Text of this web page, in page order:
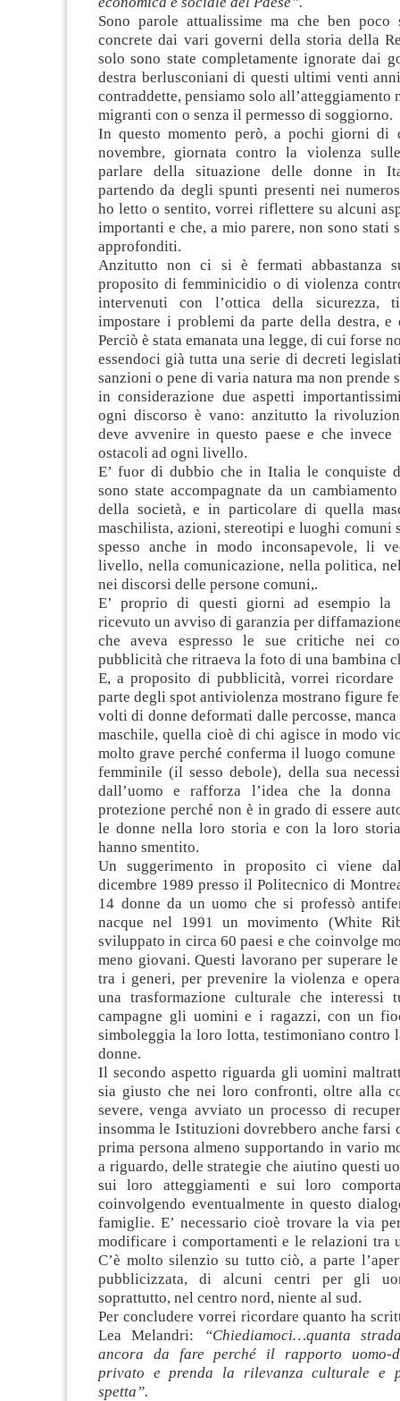
Sono parole attualissime ma che ben poco
concrete dai vari governi della storia della
solo sono state completamente ignorate dai
destra berlusconiani di questi ultimi venti
contraddette, pensiamo solo
migranti con o senza il permesso di soggiorno.
In questo momento però, a pochi giorni di
novembre, giornata contro la violenza
parlare della situazione delle donne in
partendo da degli spunti presenti nei
ho letto o sentito, vorrei riflettere su alcuni
importanti e che, a mio parere, non sono stati
approfonditi.
Anzitutto non ci si è fermati abbastanza
proposito di femminicidio o di violenza
intervenuti con l’ottica della sicurezza,
impostare i problemi da parte della destra, e
Perciò è stata emanata una legge, di cui forse
essendoci già tutta una serie di decreti
sanzioni o pene di varia natura ma non prende
in considerazione due aspetti
ogni discorso è vano: anzitutto la
deve avvenire in questo paese e che invece
ostacoli ad ogni livello.
E’ fuor di dubbio che in Italia le conquiste
sono state accompagnate da un
della società, e in particolare di quella
maschilista, azioni, stereotipi e luoghi comuni
spesso anche in modo inconsapevole, li
livello, nella comunicazione, nella politica,
nei discorsi delle persone comuni,.
E’ proprio di questi giorni ad esempio la
ricevuto un avviso di garanzia per
che aveva espresso le sue critiche nei
pubblicità che ritraeva la foto di una bambina
E, a proposito di pubblicità, vorrei ricordare
parte degli spot antiviolenza mostrano figure
volti di donne deformati dalle percosse,
maschile, quella cioè di chi agisce in modo
molto grave perché conferma il luogo comune
femminile (il sesso debole), della sua
dall’uomo e rafforza l’idea che la
protezione perché non è in grado di essere
le donne nella loro storia e con la loro
hanno smentito.
Un suggerimento in proposito ci viene
dicembre 1989 presso il Politecnico di
14 donne da un uomo che si professò
nacque nel 1991 un movimento (White
sviluppato in circa 60 paesi e che coinvolge
meno giovani. Questi lavorano per superare
tra i generi, per prevenire la violenza e
una trasformazione culturale che interessi
campagne gli uomini e i ragazzi, con un
simboleggia la loro lotta, testimoniano contro
donne.
Il secondo aspetto riguarda gli uomini
sia giusto che nei loro confronti, oltre alla
severe, venga avviato un processo di
insomma le Istituzioni dovrebbero anche farsi
prima persona almeno supportando in vario
a riguardo, delle strategie che aiutino questi
sui loro atteggiamenti e sui loro
coinvolgendo eventualmente in questo
famiglie. E’ necessario cioè trovare la via
modificare i comportamenti e le relazioni tra
C’è molto silenzio su tutto ciò, a parte
pubblicizzata, di alcuni centri per gli
soprattutto, nel centro nord, niente al sud.
Per concludere vorrei ricordare quanto ha
Lea Melandri: “Chiediamoci…quanta
ancora da fare perché il rapporto uomo-
privato e prenda la rilevanza culturale e
spetta”.